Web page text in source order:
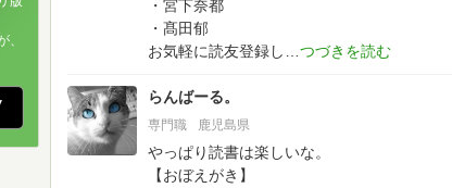
・宮下奈都
・髙田郁
お気軽に読友登録し
らんばーる。
専門職 鹿児島県
やっぱり読書は楽しいな。
【おぼえがき】
、